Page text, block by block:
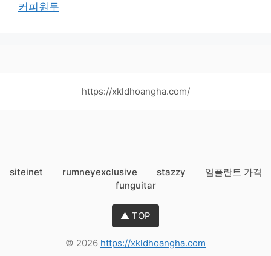
커피원두
https://xkldhoangha.com/
siteinet rumneyexclusive stazzy
임플란트 가격
funguitar
▲ TOP
© 2026 https://xkldhoangha.com